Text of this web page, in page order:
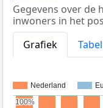
Gegevens over de
inwoners in het
Grafiek
Tabel
Nederland
100%
100%